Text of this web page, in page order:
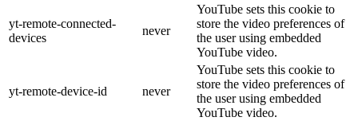
yt-remote-connected-
devices
never
YouTube sets this cookie to
store the video preferences of
the user using embedded
YouTube video.
yt-remote-device-id never
YouTube sets this cookie to
store the video preferences of
the user using embedded
YouTube video.